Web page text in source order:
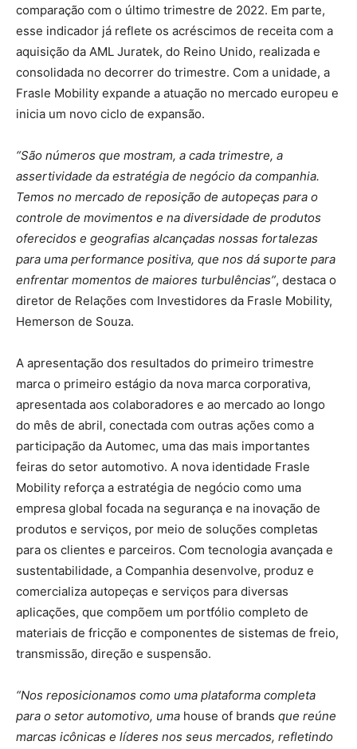
comparação com o último trimestre de 2022. Em parte,
esse indicador já reflete os acréscimos de receita com a
aquisição da AML Juratek, do Reino Unido, realizada e
consolidada no decorrer do trimestre. Com a unidade, a
Frasle Mobility expande a atuação no mercado europeu e
inicia um novo ciclo de expansão.
“São números que mostram, a cada trimestre, a
assertividade da estratégia de negócio da companhia.
Temos no mercado de reposição de autopeças para o
controle de movimentos e na diversidade de produtos
oferecidos e geografias alcançadas nossas fortalezas
para uma performance positiva, que nos dá suporte para
enfrentar momentos de maiores turbulências”, destaca o
diretor de Relações com Investidores da Frasle Mobility,
Hemerson de Souza.
A apresentação dos resultados do primeiro trimestre
marca o primeiro estágio da nova marca corporativa,
apresentada aos colaboradores e ao mercado ao longo
do mês de abril, conectada com outras ações como a
participação da Automec, uma das mais importantes
feiras do setor automotivo. A nova identidade Frasle
Mobility reforça a estratégia de negócio como uma
empresa global focada na segurança e na inovação de
produtos e serviços, por meio de soluções completas
para os clientes e parceiros. Com tecnologia avançada e
sustentabilidade, a Companhia desenvolve, produz e
comercializa autopeças e serviços para diversas
aplicações, que compõem um portfólio completo de
materiais de fricção e componentes de sistemas de freio,
transmissão, direção e suspensão.
“Nos reposicionamos como uma plataforma completa
para o setor automotivo, uma house of brands que reúne
marcas icônicas e líderes nos seus mercados, refletindo